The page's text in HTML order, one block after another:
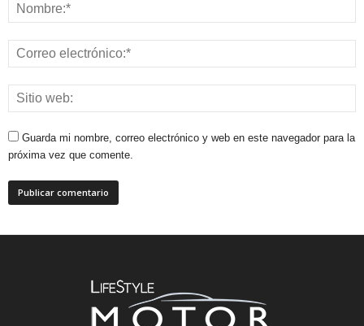
Guarda mi nombre, correo electrónico y web en este navegador para la
próxima vez que comente.